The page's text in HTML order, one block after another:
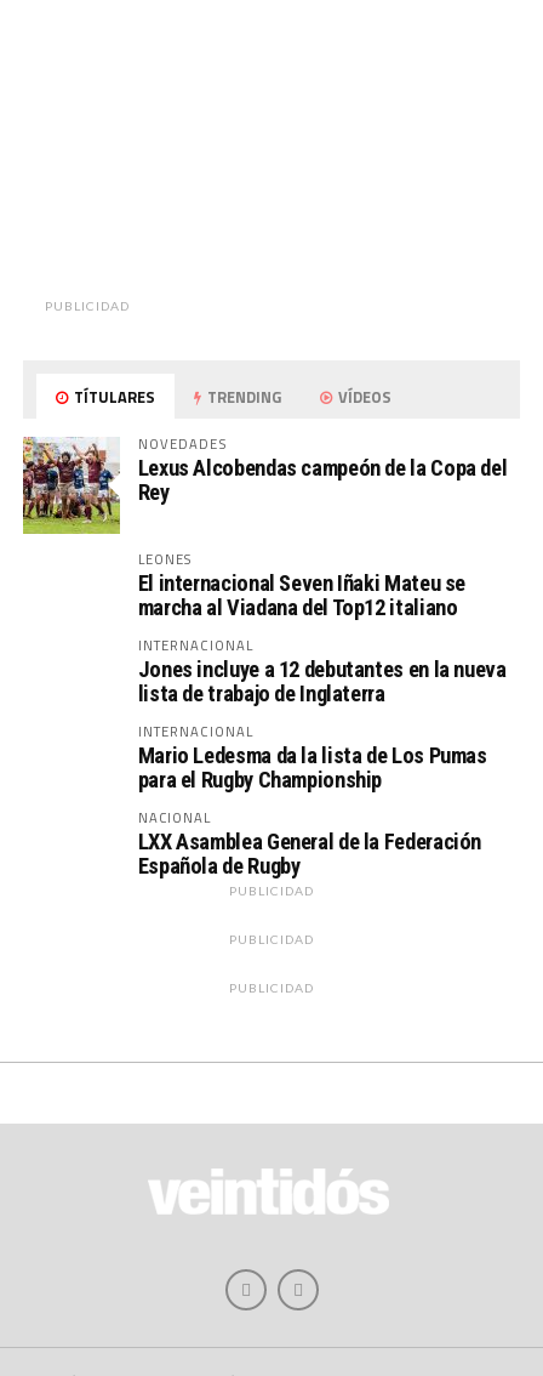
PUBLICIDAD
TÍTULARES TRENDING VÍDEOS
NOVEDADES
Lexus Alcobendas campeón de la Copa del
Rey
LEONES
El internacional Seven Iñaki Mateu se
marcha al Viadana del Top12 italiano
INTERNACIONAL
Jones incluye a 12 debutantes en la nueva
lista de trabajo de Inglaterra
INTERNACIONAL
Mario Ledesma da la lista de Los Pumas
para el Rugby Championship
NACIONAL
LXX Asamblea General de la Federación
Española de Rugby
PUBLICIDAD
PUBLICIDAD
PUBLICIDAD